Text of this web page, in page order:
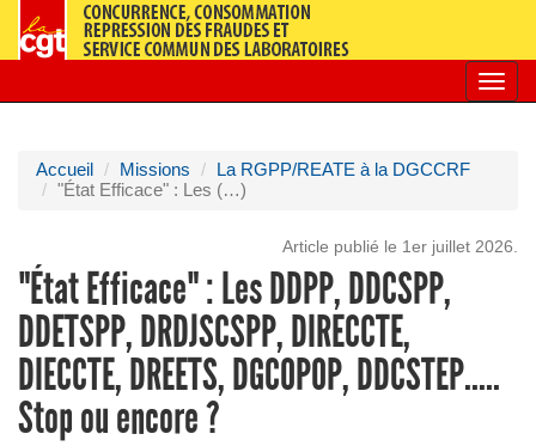
Accueil Missions
La RGPP/REATE à la DGCCRF
"État Efficace" : Les (…)
Article publié le 1er juillet 2026.
"État Efficace" : Les DDPP, DDCSPP,
DDETSPP, DRDJSCSPP, DIRECCTE,
DIECCTE, DREETS, DGCOPOP, DDCSTEP.....
Stop ou encore ?